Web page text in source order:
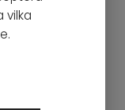
vilka
med
hållbarhet.
enligt dina